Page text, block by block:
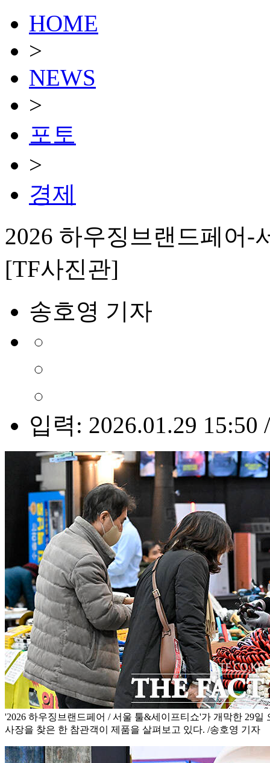
HOME
>
NEWS
>
포토
>
경제
2026 하우징브랜드페어-
[TF사진관]
송호영 기자
입력: 2026.01.29 15:50
'2026 하우징브랜드페어 / 서울 툴&세이프티쇼'가 개막한 29일
사장을 찾은 한 참관객이 제품을 살펴보고 있다. /송호영 기자